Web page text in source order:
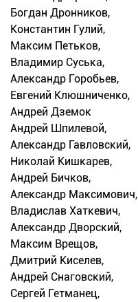
Богдан Дронников,
Константин Гулий,
Максим Петьков,
Владимир Суська,
Александр Горобьев,
Евгений Клюшниченко,
Андрей Дземок
Андрей Шпилевой,
Александр Гавловский,
Николай Кишкарев,
Андрей Бичков,
Александр Максимович,
Владислав Хаткевич,
Александр Дворский,
Максим Врещов,
Дмитрий Киселев,
Андрей Снаговский,
Сергей Гетманец,